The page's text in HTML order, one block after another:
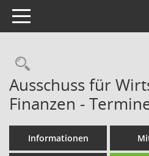
Toggle navigation
Rechercheauswahl
Ausschuss für
Finanzen -
Informationen